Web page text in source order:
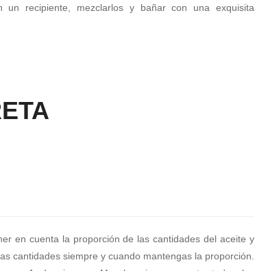
un recipiente, mezclarlos y bañar con una exquisita
en cuenta la proporción de las cantidades del aceite y
cantidades siempre y cuando mantengas la proporción.